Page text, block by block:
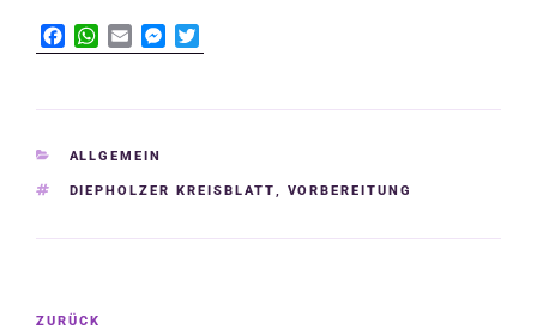
a
e
o
W
h
t
A
m
i
M
e
s
w
t
KATEGORIEN
ALLGEMEIN
SCHLAGWÖRTER
DIEPHOLZER KREISBLATT, VORBEREITUNG
Beitragsnavigation
Vorheriger
ZURÜCK